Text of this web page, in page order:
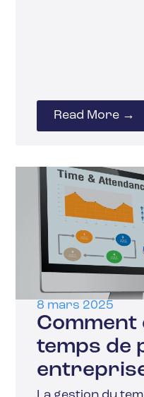
Read More →
8 mars 2025
Comment
temps de